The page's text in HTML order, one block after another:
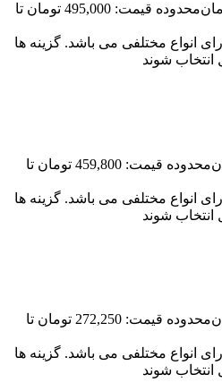
محدوده قیمت: 495,000 تومان تا
انواع مختلفی می باشد. گزینه ها
شوند
محدوده قیمت: 459,800 تومان تا
انواع مختلفی می باشد. گزینه ها
شوند
محدوده قیمت: 272,250 تومان تا
انواع مختلفی می باشد. گزینه ها
شوند